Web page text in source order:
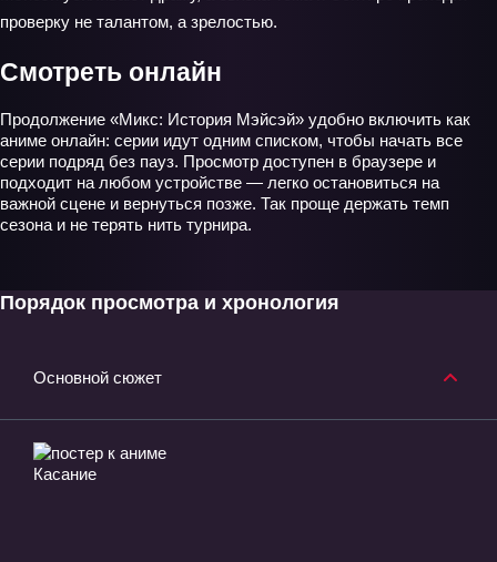
проверку не талантом, а зрелостью.
Смотреть онлайн
Продолжение «Микс: История Мэйсэй» удобно включить как
аниме онлайн: серии идут одним списком, чтобы начать все
серии подряд без пауз. Просмотр доступен в браузере и
подходит на любом устройстве — легко остановиться на
важной сцене и вернуться позже. Так проще держать темп
сезона и не терять нить турнира.
Порядок просмотра и хронология
Основной сюжет